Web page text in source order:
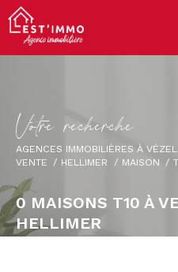
Votre recherche
AGENCES IMMOBILIÈRES À
VENTE
HELLIMER MAISON
0 MAISONS T10 À
HELLIMER